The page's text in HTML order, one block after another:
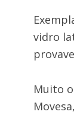
vidro
Muito